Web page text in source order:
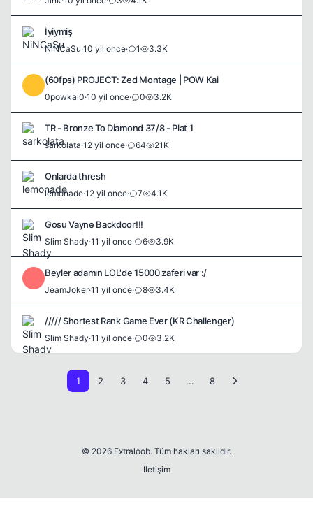
İyiymiş
NiNCaSu·10 yil once· 1 3.3K
(60fps) PROJECT: Zed Montage | POW Kai
0powkai0·10 yil once· 0 3.2K
TR - Bronze To Diamond 37/8 - Plat 1
sarkolata·12 yil once· 64 21K
Onlarda thresh
lemonade·12 yil once· 7 4.1K
Gosu Vayne Backdoor!!!
Slim Shady·11 yil once· 6 3.9K
Beyler adamın LOL'de 15000 zaferi var :/
JeamJoker·11 yil once· 8 3.4K
///// Shortest Rank Game Ever (KR Challenger)
Slim Shady·11 yil once· 0 3.2K
1 2 3 4 5 ... 8
© 2026 Extraloob. Tüm hakları saklıdır.
İletişim